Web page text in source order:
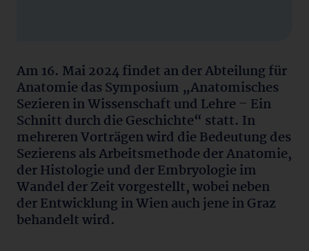
Am 16. Mai 2024 findet an der Abteilung für
Anatomie das Symposium „Anatomisches
Sezieren in Wissenschaft und Lehre – Ein
Schnitt durch die Geschichte“ statt. In
mehreren Vorträgen wird die Bedeutung des
Sezierens als Arbeitsmethode der Anatomie,
der Histologie und der Embryologie im
Wandel der Zeit vorgestellt, wobei neben
der Entwicklung in Wien auch jene in Graz
behandelt wird.